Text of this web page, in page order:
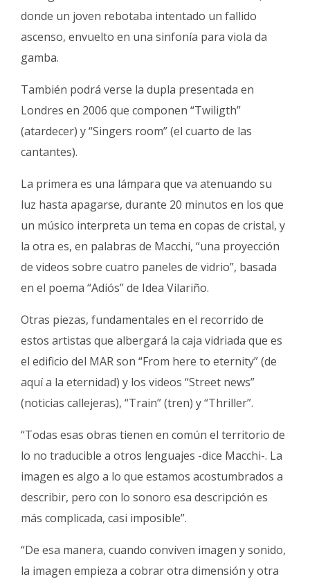
donde un joven rebotaba intentado un fallido
ascenso, envuelto en una sinfonía para viola da
gamba.
También podrá verse la dupla presentada en
Londres en 2006 que componen “Twiligth”
(atardecer) y “Singers room” (el cuarto de las
cantantes).
La primera es una lámpara que va atenuando su
luz hasta apagarse, durante 20 minutos en los que
un músico interpreta un tema en copas de cristal, y
la otra es, en palabras de Macchi, “una proyección
de videos sobre cuatro paneles de vidrio”, basada
en el poema “Adiós” de Idea Vilariño.
Otras piezas, fundamentales en el recorrido de
estos artistas que albergará la caja vidriada que es
el edificio del MAR son “From here to eternity” (de
aquí a la eternidad) y los videos “Street news”
(noticias callejeras), “Train” (tren) y “Thriller”.
“Todas esas obras tienen en común el territorio de
lo no traducible a otros lenguajes -dice Macchi-. La
imagen es algo a lo que estamos acostumbrados a
describir, pero con lo sonoro esa descripción es
más complicada, casi imposible”.
“De esa manera, cuando conviven imagen y sonido,
la imagen empieza a cobrar otra dimensión y otra